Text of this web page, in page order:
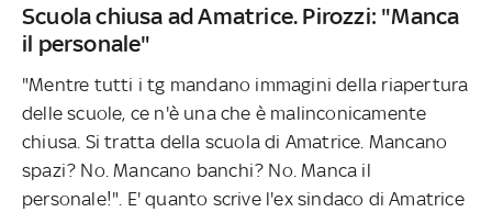
Scuola chiusa ad Amatrice. Pirozzi: "Manca
il personale"
"Mentre tutti i tg mandano immagini della riapertura
delle scuole, ce n'è una che è malinconicamente
chiusa. Si tratta della scuola di Amatrice. Mancano
spazi? No. Mancano banchi? No. Manca il
personale!". E' quanto scrive l'ex sindaco di Amatrice